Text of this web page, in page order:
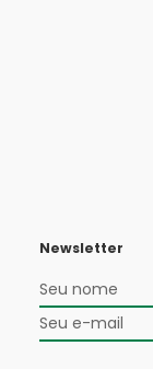
Newsletter